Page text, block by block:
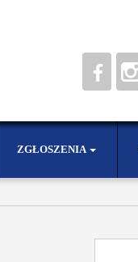
ZGŁOSZENIA